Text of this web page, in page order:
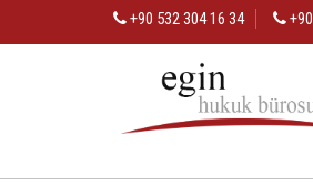
+90 532 304 16 34